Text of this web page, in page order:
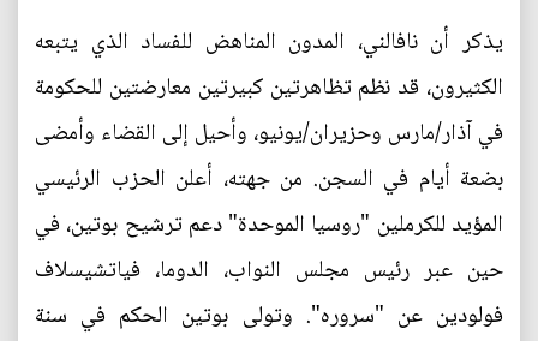
يذكر أن نافالني، المدون المناهض للفساد الذي يتبعه
الكثيرون، قد نظم تظاهرتين كبيرتين معارضتين للحكومة
في آذار/مارس وحزيران/يونيو، وأحيل إلى القضاء وأمضى
بضعة أيام في السجن. من جهته، أعلن الحزب الرئيسي
المؤيد للكرملين "روسيا الموحدة" دعم ترشيح بوتين، في
حين عبر رئيس مجلس النواب، الدوما، فياتشيسلاف
فولودين عن "سروره". وتولى بوتين الحكم في سنة